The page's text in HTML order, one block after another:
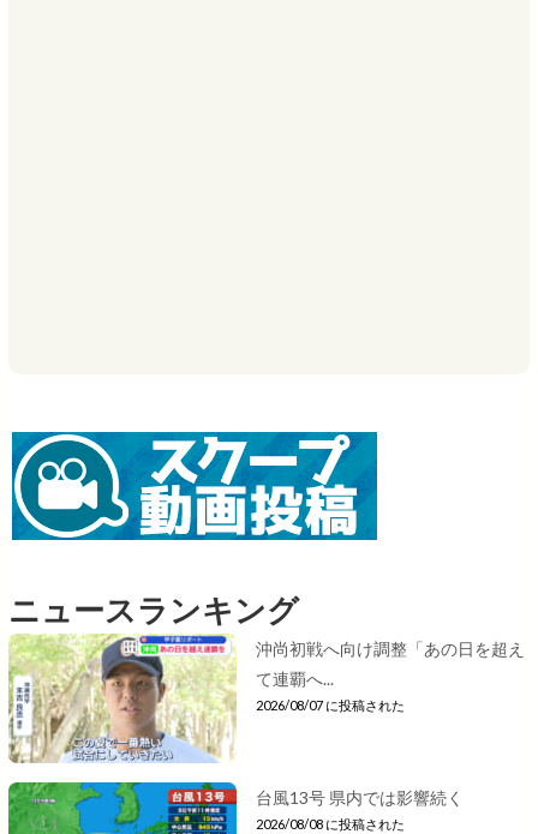
ニュースランキング
沖尚初戦へ向け調整「あの日を超え
て連覇へ...
2026/08/07 に投稿された
台風13号 県内では影響続く
2026/08/08 に投稿された